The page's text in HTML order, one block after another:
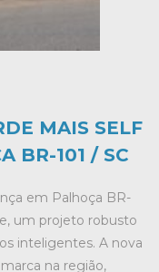
MAIS SELF
BR-101 / SC
em Palhoça BR-
um projeto robusto
inteligentes. A nova
na região,